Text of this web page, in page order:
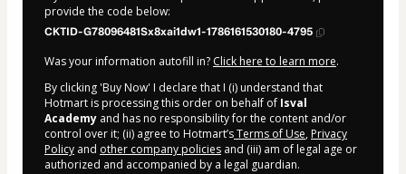
provide the code below:
CKTID-G78096481Sx8xai1dw1-1786161530180-4795
Was your information autofill in? Click here to learn more.
By clicking 'Buy Now' I declare that I (i) understand that
Hotmart is processing this order on behalf of Isval
Academy and has no responsibility for the content and/or
control over it; (ii) agree to Hotmart’sTerms of Use, Privacy
Policy and other company policies and (iii) am of legal age or
authorized and accompanied by a legal guardian.